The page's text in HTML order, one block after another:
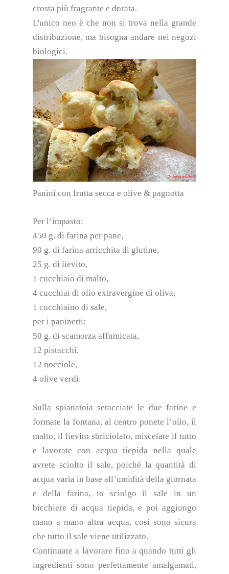
crosta più fragrante e dorata.
L'unico neo è che non si trova nella grande
distribuzione, ma bisogna andare nei negozi
biologici.
Panini con frutta secca e olive & pagnotta
Per l’impasto:
450 g. di farina per pane,
90 g. di farina arricchita di glutine,
25 g. di lievito,
1 cucchiaio di malto,
4 cucchiai di olio extravergine di oliva,
1 cucchiaino di sale,
per i paninetti:
50 g. di scamorza affumicata,
12 pistacchi,
12 nocciole,
4 olive verdi.
Sulla spianatoia setacciate le due farine e
formate la fontana, al centro ponete l’olio, il
malto, il lievito sbriciolato, miscelate il tutto
e lavorate con acqua tiepida nella quale
avrete sciolto il sale, poiché la quantità di
acqua varia in base all’umidità della giornata
e della farina, io sciolgo il sale in un
bicchiere di acqua tiepida, e poi aggiungo
mano a mano altra acqua, così sono sicura
che tutto il sale viene utilizzato.
Continuate a lavorare fino a quando tutti gli
ingredienti sono perfettamente amalgamati,